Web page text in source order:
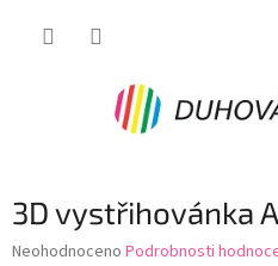
3D vystřihovánka
Průměrné
Neohodnoceno Podrobnosti